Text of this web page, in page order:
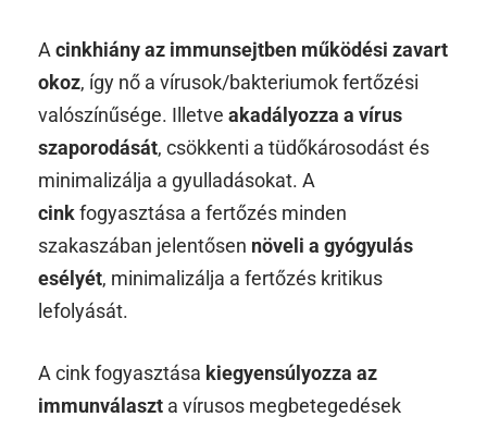
A cinkhiány az immunsejtben működési zavart
okoz, így nő a vírusok/bakteriumok fertőzési
valószínűsége. Illetve akadályozza a vírus
szaporodását, csökkenti a tüdőkárosodást és
minimalizálja a gyulladásokat. A
cinkfogyasztása a fertőzés minden
szakaszában jelentősen növeli a gyógyulás
esélyét, minimalizálja a fertőzés kritikus
lefolyását.
A cink fogyasztása kiegyensúlyozza az
immunválaszt a vírusos megbetegedések